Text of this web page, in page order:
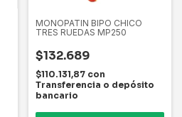
MONOPATIN BIPO CHICO
TRES RUEDAS MP250
$132.689
$110.131,87 con
Transferencia o depósito
bancario